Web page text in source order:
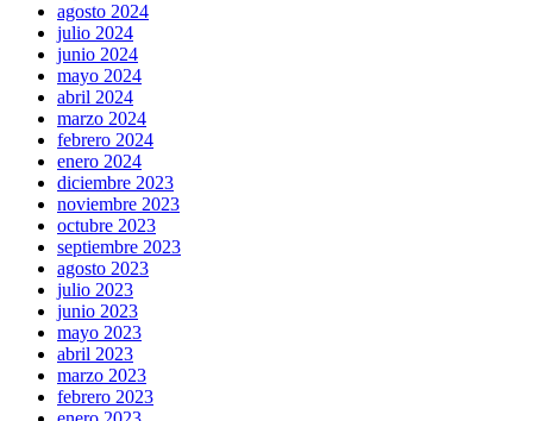
agosto 2024
julio 2024
junio 2024
mayo 2024
abril 2024
marzo 2024
febrero 2024
enero 2024
diciembre 2023
noviembre 2023
octubre 2023
septiembre 2023
agosto 2023
julio 2023
junio 2023
mayo 2023
abril 2023
marzo 2023
febrero 2023